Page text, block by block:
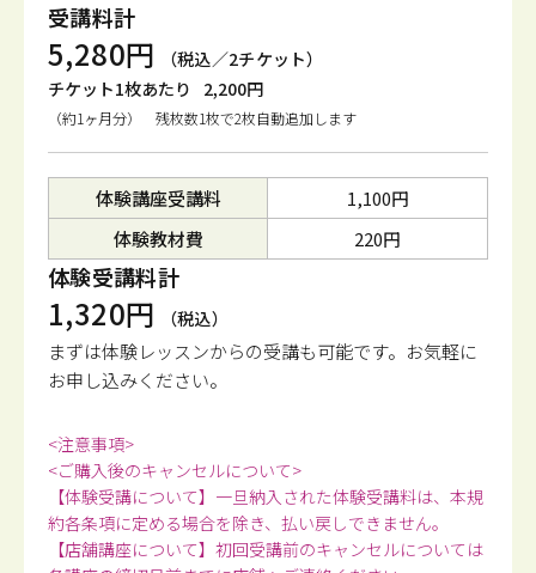
受講料計
5,280円
（税込／2チケット）
チケット1枚あたり
2,200円
（約1ヶ月分） 残枚数1枚で2枚自動追加します
体験講座受講料
1,100円
体験教材費
220円
体験受講料計
1,320円 （税込）
まずは体験レッスンからの受講も可能です。 お気軽に
お申し込みください。
<注意事項>
<ご購入後のキャンセルについて>
【体験受講について】一旦納入された体験受講料は、本規
約各条項に定める場合を除き、払い戻しできません。
【店舗講座について】初回受講前のキャンセルについては